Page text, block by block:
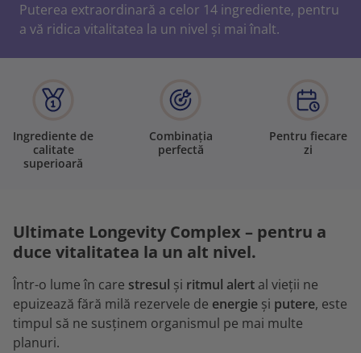
Puterea extraordinară a celor 14 ingrediente, pentru
a vă ridica vitalitatea la un nivel și mai înalt.
Ingrediente de
calitate
superioară
Combinația
perfectă
Pentru fiecare
zi
Ultimate Longevity Complex – pentru a
duce vitalitatea la un alt nivel.
Într-o lume în care stresul și ritmul alert al vieții ne
epuizează fără milă rezervele de energie și putere, este
timpul să ne susținem organismul pe mai multe
planuri.